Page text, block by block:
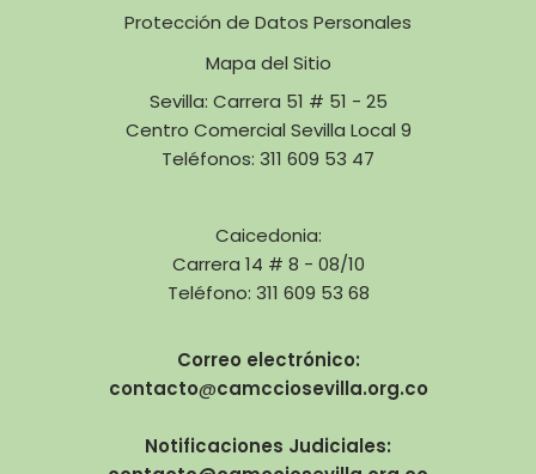
Protección de Datos Personales
Mapa del Sitio
Sevilla: Carrera 51 # 51 - 25
Centro Comercial Sevilla Local 9
Teléfonos: 311 609 53 47
Caicedonia:
Carrera 14 # 8 - 08/10
Teléfono: 311 609 53 68
Correo electrónico:
contacto@camcciosevilla.org.co
Notificaciones Judiciales: